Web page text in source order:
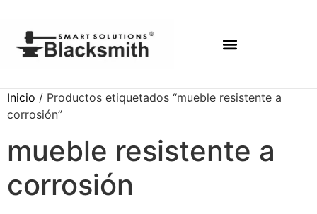
Inicio / Productos etiquetados “mueble resistente a
corrosión”
mueble resistente a
corrosión